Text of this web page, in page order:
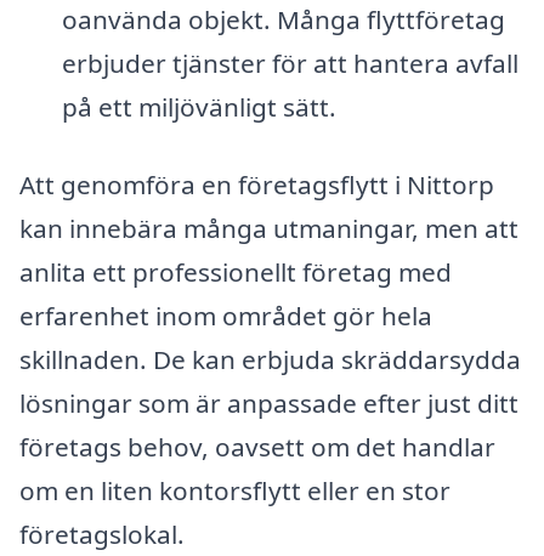
oanvända objekt. Många flyttföretag
erbjuder tjänster för att hantera avfall
på ett miljövänligt sätt.
Att genomföra en företagsflytt i Nittorp
kan innebära många utmaningar, men att
anlita ett professionellt företag med
erfarenhet inom området gör hela
skillnaden. De kan erbjuda skräddarsydda
lösningar som är anpassade efter just ditt
företags behov, oavsett om det handlar
om en liten kontorsflytt eller en stor
företagslokal.